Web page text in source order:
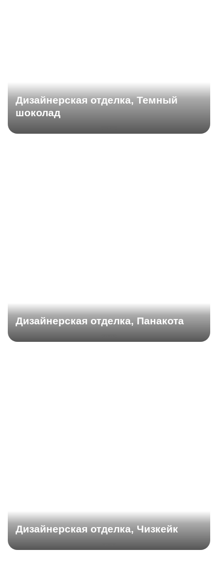
Дизайнерская отделка, Темный
шоколад
Дизайнерская отделка, Панакота
Дизайнерская отделка, Чизкейк